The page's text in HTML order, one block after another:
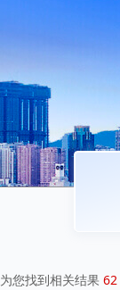
为您找到相关结果 62